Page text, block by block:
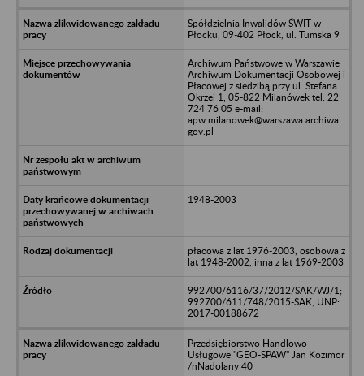
Spółdzielnia Inwalidów ŚWIT w
Płocku, 09-402 Płock, ul. Tumska 9
Archiwum Państwowe w Warszawie
Archiwum Dokumentacji Osobowej i
Płacowej z siedzibą przy ul. Stefana
Okrzei 1, 05-822 Milanówek tel. 22
724 76 05 e-mail:
apw.milanowek@warszawa.archiwa.
gov.pl
1948-2003
płacowa z lat 1976-2003, osobowa z
lat 1948-2002, inna z lat 1969-2003
992700/6116/37/2012/SAK/WJ/1;
992700/611/748/2015-SAK, UNP:
2017-00188672
Przedsiębiorstwo Handlowo-
Usługowe "GEO-SPAW" Jan Kozimor
/nNadolany 40